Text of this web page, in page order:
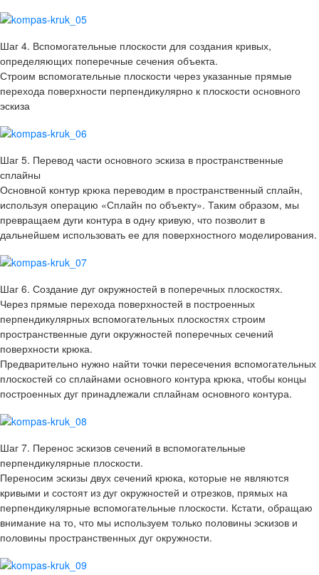
Шаг 4. Вспомогательные плоскости для создания кривых,
определяющих поперечные сечения объекта.
Строим вспомогательные плоскости через указанные прямые
перехода поверхности перпендикулярно к плоскости основного
эскиза
Шаг 5. Перевод части основного эскиза в пространственные
сплайны
Основной контур крюка переводим в пространственный сплайн,
используя операцию «Сплайн по объекту». Таким образом, мы
превращаем дуги контура в одну кривую, что позволит в
дальнейшем использовать ее для поверхностного моделирования.
Шаг 6. Создание дуг окружностей в поперечных плоскостях.
Через прямые перехода поверхностей в построенных
перпендикулярных вспомогательных плоскостях строим
пространственные дуги окружностей поперечных сечений
поверхности крюка.
Предварительно нужно найти точки пересечения вспомогательных
плоскостей со сплайнами основного контура крюка, чтобы концы
построенных дуг принадлежали сплайнам основного контура.
Шаг 7. Перенос эскизов сечений в вспомогательные
перпендикулярные плоскости.
Переносим эскизы двух сечений крюка, которые не являются
кривыми и состоят из дуг окружностей и отрезков, прямых на
перпендикулярные вспомогательные плоскости. Кстати, обращаю
внимание на то, что мы используем только половины эскизов и
половины пространственных дуг окружности.